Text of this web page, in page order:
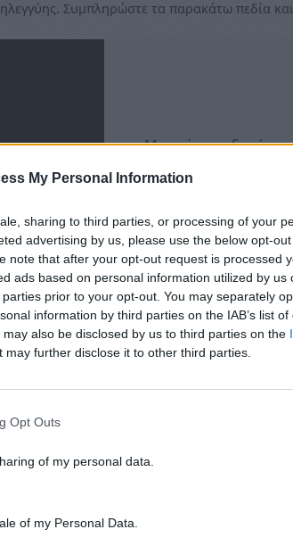
My Personal Information
sharing to third parties, or processing of your
advertising by us, please use the below opt-
note that after your opt-out request is processed
ads based on personal information utilized by us
prior to your opt-out. You may separately
information by third parties on the IAB’s list of
also be disclosed by us to third parties on the
may further disclose it to other third parties.
Opt Outs
of my personal data.
of my Personal Data.